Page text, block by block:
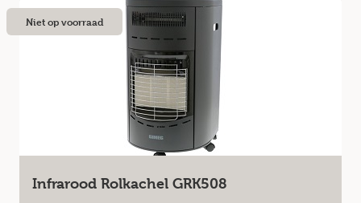
Infrarood Rolkachel GRK508
Niet op voorraad